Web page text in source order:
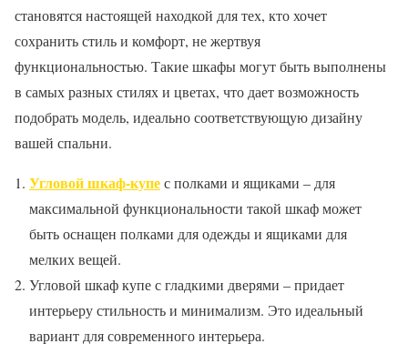
становятся настоящей находкой для тех, кто хочет
сохранить стиль и комфорт, не жертвуя
функциональностью. Такие шкафы могут быть выполнены
в самых разных стилях и цветах, что дает возможность
подобрать модель, идеально соответствующую дизайну
вашей спальни.
Угловой шкаф-купес полками и ящиками – для
максимальной функциональности такой шкаф может
быть оснащен полками для одежды и ящиками для
мелких вещей.
Угловой шкаф купе с гладкими дверями – придает
интерьеру стильность и минимализм. Это идеальный
вариант для современного интерьера.